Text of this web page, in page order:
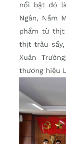
nổi bật đó
Ngân, Nấm
phẩm từ
thịt trâu sấy,
Xuân
thương hiệu